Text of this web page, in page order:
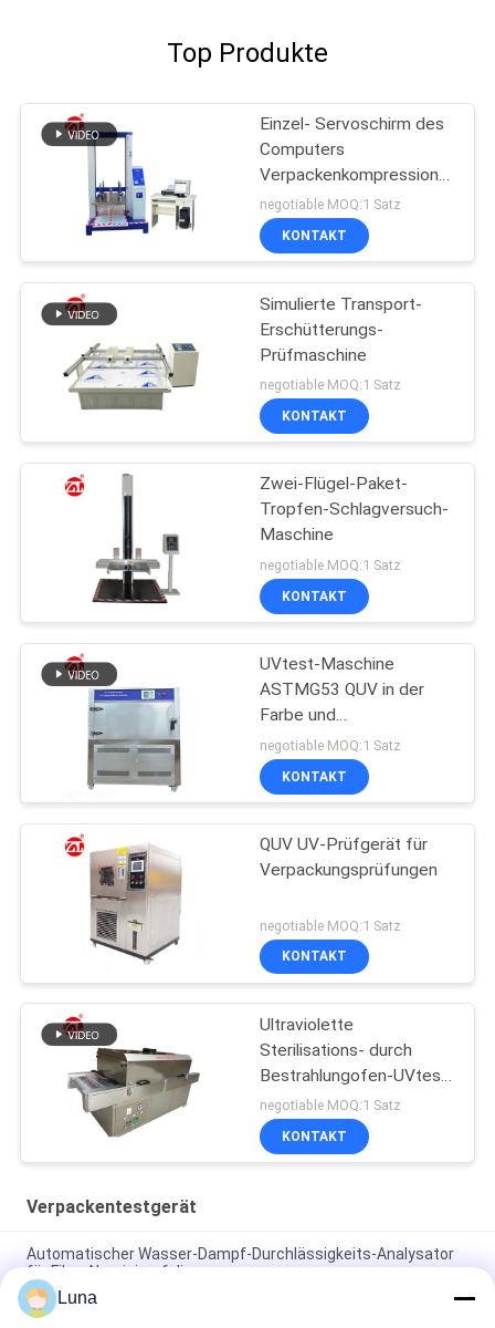
Top Produkte
Einzel- Servoschirm des
Computers
Verpackenkompressions-
Festigkeitsprüfungs-
Maschine
negotiable MOQ:1 Satz
KONTAKT
Simulierte Transport-
Erschütterungs-
Prüfmaschine
negotiable MOQ:1 Satz
KONTAKT
Zwei-Flügel-Paket-
Tropfen-Schlagversuch-
Maschine
negotiable MOQ:1 Satz
KONTAKT
UVtest-Maschine
ASTMG53 QUV in der
Farbe und
Beschichtungen,
Automobil, Plastik usw.
negotiable MOQ:1 Satz
KONTAKT
QUV UV-Prüfgerät für
Verpackungsprüfungen
negotiable MOQ:1 Satz
KONTAKT
Ultraviolette
Sterilisations- durch
Bestrahlungofen-UVtest-
Maschine für
Gesichtsmasken,
UVsterilisator-Maschine
negotiable MOQ:1 Satz
KONTAKT
Verpackentestgerät
Automatischer Wasser-Dampf-Durchlässigkeits-Analysator
für Film, Aluminiumfolie
ASTM D642 runzelte Pappschachtel-Zerstampfungs-
Luna